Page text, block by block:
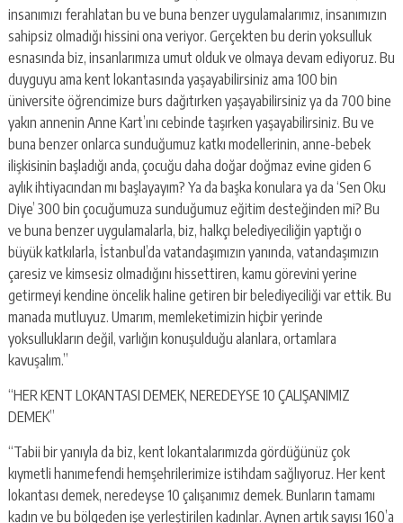
insanımızı ferahlatan bu ve buna benzer uygulamalarımız, insanımızın
sahipsiz olmadığı hissini ona veriyor. Gerçekten bu derin yoksulluk
esnasında biz, insanlarımıza umut olduk ve olmaya devam ediyoruz. Bu
duyguyu ama kent lokantasında yaşayabilirsiniz ama 100 bin
üniversite öğrencimize burs dağıtırken yaşayabilirsiniz ya da 700 bine
yakın annenin Anne Kart’ını cebinde taşırken yaşayabilirsiniz. Bu ve
buna benzer onlarca sunduğumuz katkı modellerinin, anne-bebek
ilişkisinin başladığı anda, çocuğu daha doğar doğmaz evine giden 6
aylık ihtiyacından mı başlayayım? Ya da başka konulara ya da ‘Sen Oku
Diye’ 300 bin çocuğumuza sunduğumuz eğitim desteğinden mi? Bu
ve buna benzer uygulamalarla, biz, halkçı belediyeciliğin yaptığı o
büyük katkılarla, İstanbul’da vatandaşımızın yanında, vatandaşımızın
çaresiz ve kimsesiz olmadığını hissettiren, kamu görevini yerine
getirmeyi kendine öncelik haline getiren bir belediyeciliği var ettik. Bu
manada mutluyuz. Umarım, memleketimizin hiçbir yerinde
yoksullukların değil, varlığın konuşulduğu alanlara, ortamlara
kavuşalım.”
“HER KENT LOKANTASI DEMEK, NEREDEYSE 10 ÇALIŞANIMIZ
DEMEK”
“Tabii bir yanıyla da biz, kent lokantalarımızda gördüğünüz çok
kıymetli hanımefendi hemşehrilerimize istihdam sağlıyoruz. Her kent
lokantası demek, neredeyse 10 çalışanımız demek. Bunların tamamı
kadın ve bu bölgeden işe yerleştirilen kadınlar. Aynen artık sayısı 160’a